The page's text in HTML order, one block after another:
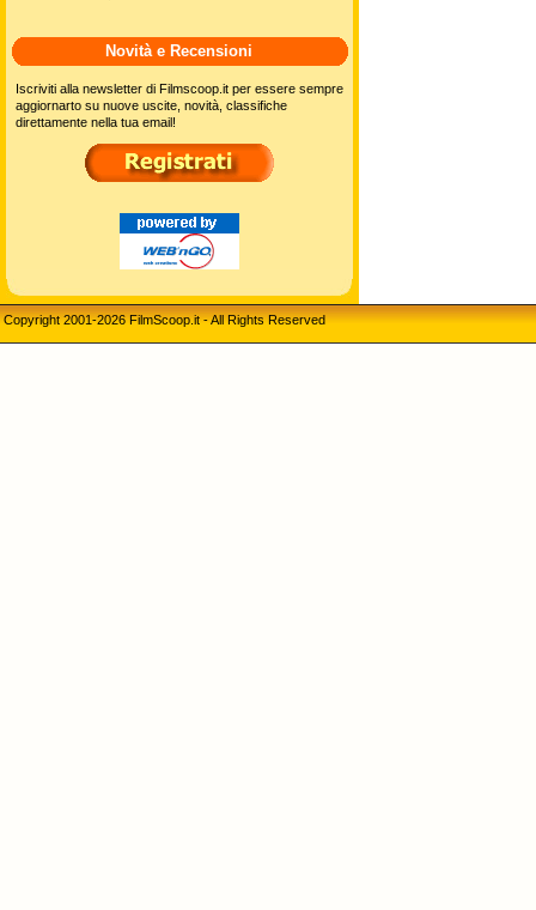
Novità e Recensioni
Iscriviti alla newsletter di Filmscoop.it per essere sempre
aggiornarto su nuove uscite, novità, classifiche
direttamente nella tua email!
Copyright 2001-2026 FilmScoop.it - All Rights Reserved